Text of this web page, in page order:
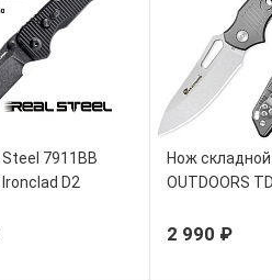
7911BB
D2
Нож складной
OUTDOORS
2 990 ₽